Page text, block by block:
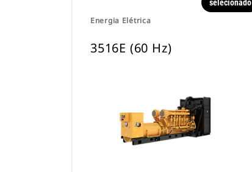
Energia Elétrica
selecionado
3516E (60 Hz)